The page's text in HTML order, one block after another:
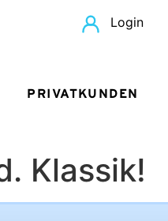
Login
PRIVATKUNDEN
Klassik!